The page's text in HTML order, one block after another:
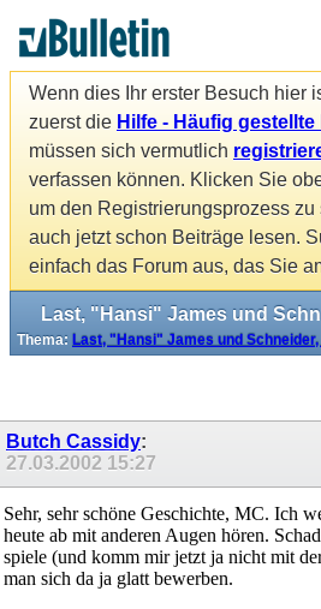
Wenn dies Ihr erster Besuch hier
zuerst die Hilfe - Häufig gestellte
müssen sich vermutlich
verfassen können. Klicken Sie
um den Registrierungsprozess zu
auch jetzt schon Beiträge lesen.
einfach das Forum aus, das Sie
Last, "Hansi" James und
Thema: Last, "Hansi" James und Schneider,
Butch Cassidy:
27.03.2002 15:27
Sehr, sehr schöne Geschichte, MC. Ich
heute ab mit anderen Augen hören.
spiele (und komm mir jetzt ja nicht mit
man sich da ja glatt bewerben.